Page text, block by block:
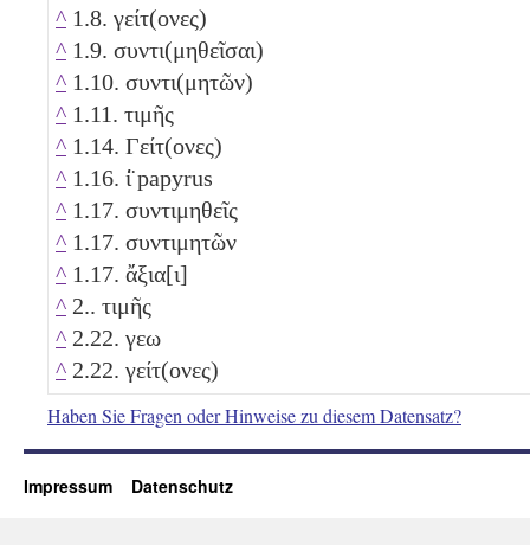
^ 1.8. γείτ(ονες)
^ 1.9. συντι(μηθεῖσαι)
^ 1.10. συντι(μητῶν)
^ 1.11. τιμῆς
^ 1.14. Γείτ(ονες)
^ 1.16. ί̈ papyrus
^ 1.17. συντιμηθεῖς
^ 1.17. συντιμητῶν
^ 1.17. ἄξια[ι]
^ 2.. τιμῆς
^ 2.22. γεω
^ 2.22. γείτ(ονες)
Haben Sie Fragen oder Hinweise zu diesem Datensatz?
Impressum Datenschutz